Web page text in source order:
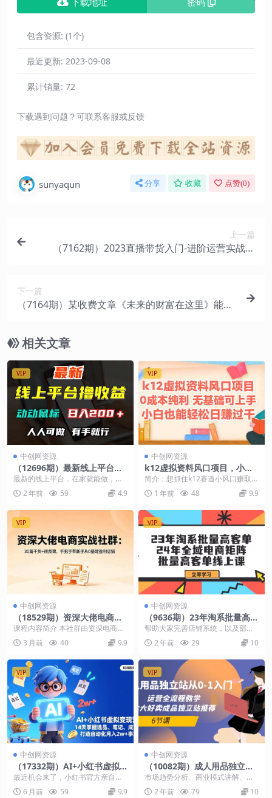
下载地址 密码
包含资源: (1个)
最近更新: 2023-09-08
累计销量: 72
下载遇到问题？可联系客服或反馈
sunyaqun 分享 收藏 点赞(0)
上一篇
（7162期）2023直播带货入门-进阶运营实战课
下一篇
（7164期）某收费文章《未来的财富在这里》能让
相关文章
VIP
中创网资源
（12696期）最新线上平台撸
金，动动鼠标，日入200＋！
无门槛，有手就行
最新的线上平台，在家就能做，全
国蓝海！每天只需要动动鼠标，基
本上5-8秒完成一单...
2 年前 59 4.9
VIP
中创网资源
k12虚拟资料风口项目，小白
也能轻松日赚四位数
简介：想抓住k12赛道小风口赚取稳
定收入？这门课程将教你如何通过
引流，实现每天9...
1 年前 48 9.9
VIP
中创网资源
（18529期）资深大佬电商实
战社群：30篇干货+视频课，
手把手带新手从0搭建盈利店
铺
课程内容简介 本社群由资深电商实
战大佬搭建，汇聚30篇文字干货
+全套高清视频课程...
3 月前 40 9.9
VIP
中创网资源
（9636期）23年淘系批量高客
单+24年全域电商矩阵，批量
帮助大家完善店铺系统，以及部分
做店铺知识扫盲和案例拆解。让赚
钱轻松无脑点，将复杂...
2 年前 29 10
VIP
中创网资源
（17332期）AI+小红书虚拟
变现营（完结），14天掌握选
品、笔记、成交，打造自动化
月入2w+事业
最近机会来了，小红书官方亲自下
场，支持虚拟产品(无需物流发货的
都属于此类)和知识...
6 月前 59 9.9
VIP
中创网资源
（10082期）成人用品独立站
从0-1入门，运营全流程教
学，七大好卖成品独立站推荐-
6节课
市场趋势分析、商业模式讲解、目
标受众调研、竞对分析、选品、引
流、高转化成人独立站...
2 年前 79 10